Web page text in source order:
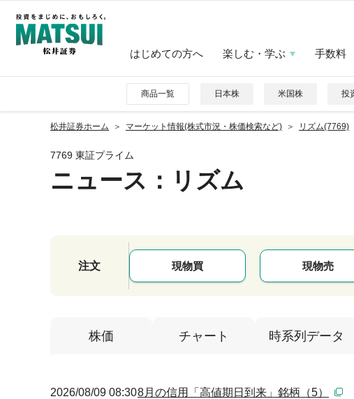
はじめての方へ 楽しむ・学ぶ 手数料
商品一覧 日本株 米国株 投
松井証券ホーム マーケット情報(株式市況・株価検索など) リズム(7769)
7769 東証プライム
ニュース ：リズム
注文 現物買 現物売
株価 チャート 時系列データ
2026/08/09 08:308月の信用「高値期日到来」銘柄（5）